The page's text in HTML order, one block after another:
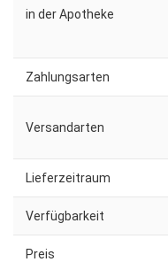
in der Apotheke
Zahlungsarten
Versandarten
Lieferzeitraum
Verfügbarkeit
Preis